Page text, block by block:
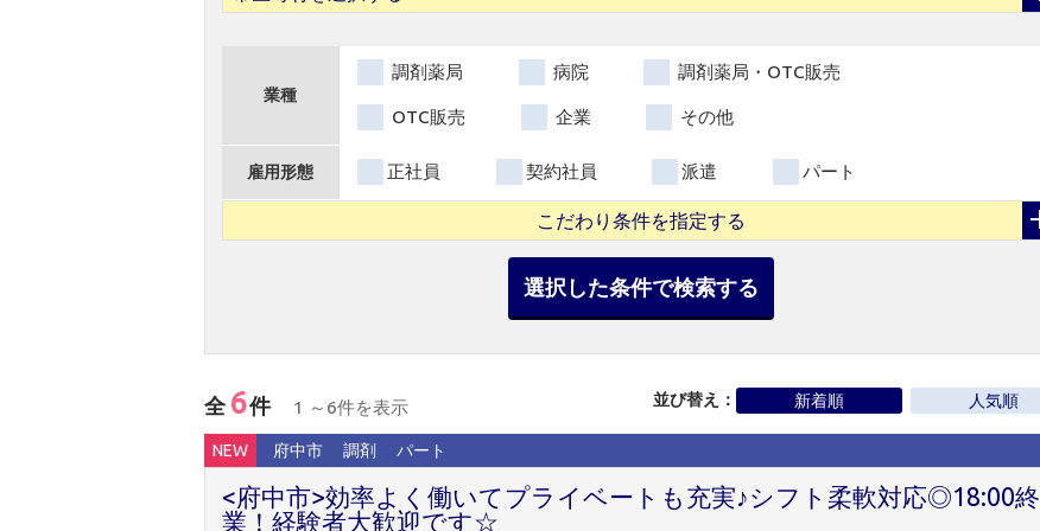
業種
調剤薬局 病院 調剤薬局・OTC販売
OTC販売 企業 その他
雇用形態 正社員 契約社員 派遣 パート
こだわり条件を指定する
選択した条件で検索する
全 6件 1 ～6件を表示 並び替え： 新着順 人気順
NEW 府中市 調剤 パート
<府中市>効率よく働いてプライベートも充実♪シフト柔軟対応◎18:00終
業！経験者大歓迎です☆